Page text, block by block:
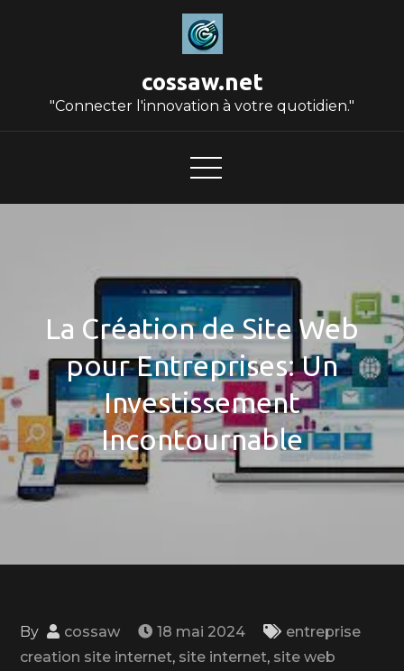
cossaw.net
"Connecter l'innovation à votre quotidien."
La Création de Site Web
pour Entreprises: Un
Investissement
Incontournable
By cossaw 18 mai 2024
entreprise
creation site internet, site internet, site web